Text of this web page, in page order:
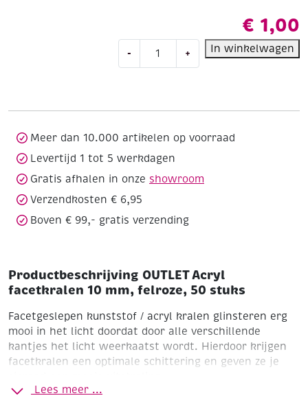
€ 1,00
-
50
stuks
+ In winkelwagen
Meer dan 10.000 artikelen op voorraad
Levertijd 1 tot 5 werkdagen
Gratis afhalen in onze showroom
Verzendkosten € 6,95
Boven € 99,- gratis verzending
Productbeschrijving OUTLET Acryl
facetkralen 10 mm, felroze, 50 stuks
Facetgeslepen kunststof / acryl kralen glinsteren erg
mooi in het licht doordat door alle verschillende
kantjes het licht weerkaatst wordt. Hierdoor krijgen
facetkralen een optimale schittering en geven ze je
Lees meer ...